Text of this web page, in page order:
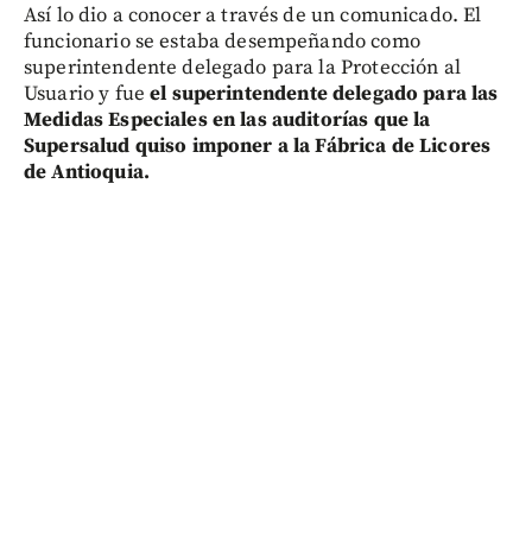
Así lo dio a conocer a través de un comunicado. El
funcionario se estaba desempeñando como
superintendente delegado para la Protección al
Usuario y fueel superintendente delegado para las
Medidas Especiales en las auditorías que la
Supersalud quiso imponer a la Fábrica de Licores
de Antioquia.